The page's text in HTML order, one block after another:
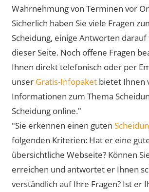
Wahrnehmung von Terminen vor
Sicherlich haben Sie viele Fragen
Scheidung, einige Antworten
dieser Seite. Noch offene Fragen
Ihnen direkt telefonisch oder per
unser Gratis-Infopaket bietet Ihnen
Informationen zum Thema
Scheidung online."
"Sie erkennen einen guten
folgenden Kriterien: Hat er eine
übersichtliche Webseite? Können
erreichen und antwortet er Ihnen
verständlich auf Ihre Fragen? Ist er